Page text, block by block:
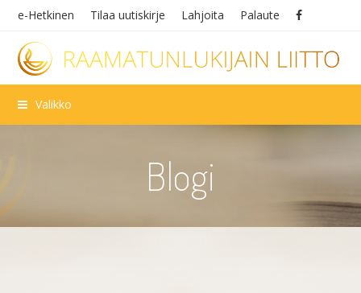
e-Hetkinen Tilaa uutiskirje Lahjoita Palaute
Valikko
Blogi